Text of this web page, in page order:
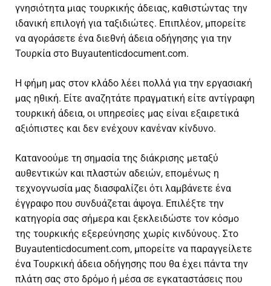
γνησιότητα μιας τουρκικής άδειας, καθιστώντας την
ιδανική επιλογή για ταξιδιώτες. Επιπλέον, μπορείτε
να αγοράσετε ένα διεθνή άδεια οδήγησης για την
Τουρκία στο Buyautenticdocument.com.
Η φήμη μας στον κλάδο λέει πολλά για την εργασιακή
μας ηθική. Είτε αναζητάτε πραγματική είτε αντίγραφη
τουρκική άδεια, οι υπηρεσίες μας είναι εξαιρετικά
αξιόπιστες και δεν ενέχουν κανέναν κίνδυνο.
Κατανοούμε τη σημασία της διάκρισης μεταξύ
αυθεντικών και πλαστών αδειών, επομένως η
τεχνογνωσία μας διασφαλίζει ότι λαμβάνετε ένα
έγγραφο που συνδυάζεται άψογα. Επιλέξτε την
κατηγορία σας σήμερα και ξεκλειδώστε τον κόσμο
της τουρκικής εξερεύνησης χωρίς κινδύνους. Στο
Buyautenticdocument.com, μπορείτε να παραγγείλετε
ένα Τουρκική άδεια οδήγησης που θα έχει πάντα την
πλάτη σας στο δρόμο ή μέσα σε εγκαταστάσεις που